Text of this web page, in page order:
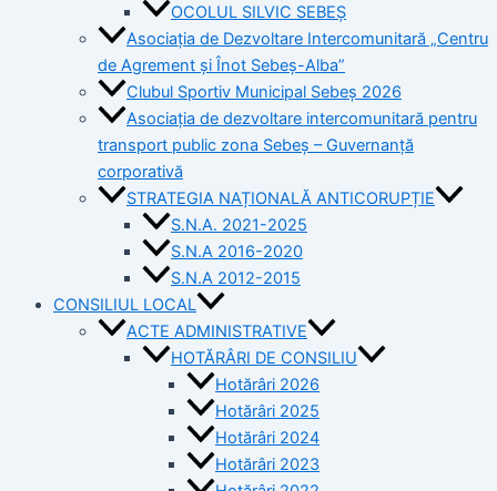
OCOLUL SILVIC SEBEȘ
Asociația de Dezvoltare Intercomunitară „Centru
de Agrement și Înot Sebeș-Alba”
Clubul Sportiv Municipal Sebeș 2026
Asociația de dezvoltare intercomunitară pentru
transport public zona Sebeș – Guvernanță
corporativă
STRATEGIA NAȚIONALĂ ANTICORUPȚIE
S.N.A. 2021-2025
S.N.A 2016-2020
S.N.A 2012-2015
CONSILIUL LOCAL
ACTE ADMINISTRATIVE
HOTĂRÂRI DE CONSILIU
Hotărâri 2026
Hotărâri 2025
Hotărâri 2024
Hotărâri 2023